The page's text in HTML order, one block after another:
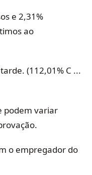
e 2,31%
ao
(112,01% C ...
podem variar
o empregador do